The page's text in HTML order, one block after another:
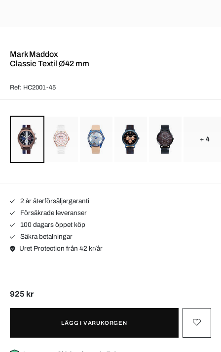
Mark Maddox
Classic Textil Ø42 mm
Ref: HC2001-45
+ 4
2 år återförsäljargaranti
Försäkrade leveranser
100 dagars öppet köp
Säkra betalningar
Uret Protection från 42 kr/år
925 kr
LÄGG I VARUKORGEN